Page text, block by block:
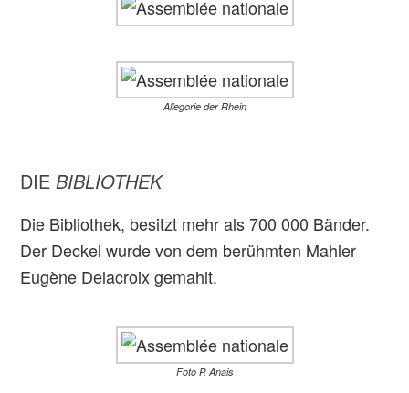
Allegorie der Rhein
DIEBIBLIOTHEK
Die Bibliothek, besitzt mehr als 700 000 Bänder.
Der Deckel wurde von dem berühmten Mahler
Eugène Delacroix gemahlt.
Foto P. Anais